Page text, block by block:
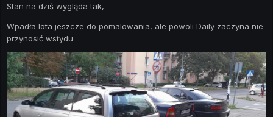
Stan na dziś wygląda tak,
Wpadła lota jeszcze do pomalowania, ale powoli Daily zaczyna nie
przynosić wstydu